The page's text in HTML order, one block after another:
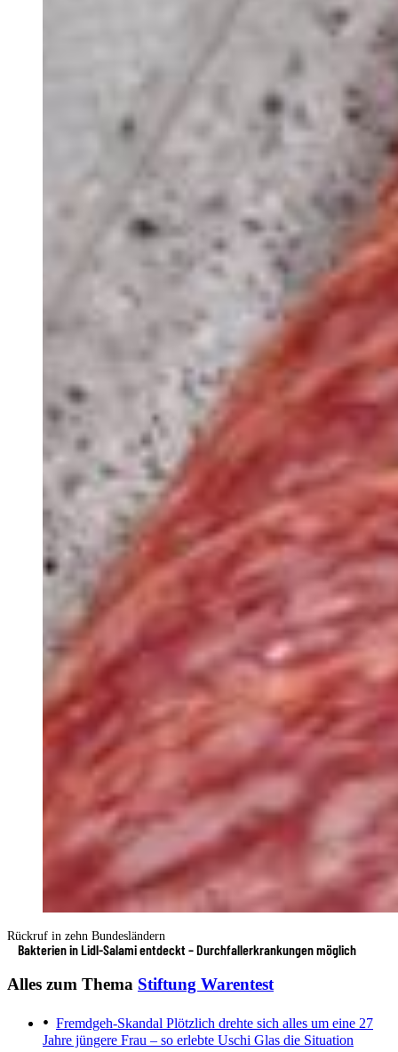
Rückruf in zehn Bundesländern
Bakterien in Lidl-Salami entdeckt – Durchfallerkrankungen möglich
Alles zum Thema Stiftung Warentest
Fremdgeh-Skandal Plötzlich drehte sich alles um eine 27
Jahre jüngere Frau – so erlebte Uschi Glas die Situation